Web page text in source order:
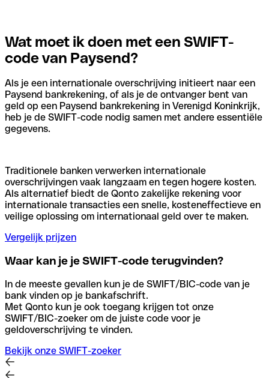
Wat moet ik doen met een SWIFT-
code van Paysend?
Als je een internationale overschrijving initieert naar een
Paysend bankrekening, of als je de ontvanger bent van
geld op een Paysend bankrekening in Verenigd Koninkrijk,
heb je de SWIFT-code nodig samen met andere essentiële
gegevens.
Traditionele banken verwerken internationale
overschrijvingen vaak langzaam en tegen hogere kosten.
Als alternatief biedt de Qonto zakelijke rekening voor
internationale transacties een snelle, kosteneffectieve en
veilige oplossing om internationaal geld over te maken.
Vergelijk prijzen
Waar kan je je SWIFT-code terugvinden?
In de meeste gevallen kun je de SWIFT/BIC-code van je
bank vinden op je bankafschrift.
Met Qonto kun je ook toegang krijgen tot onze
SWIFT/BIC-zoeker om de juiste code voor je
geldoverschrijving te vinden.
Bekijk onze SWIFT-zoeker